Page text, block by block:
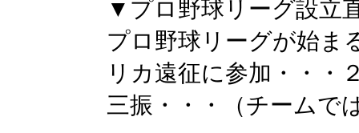
▼プロ野球リーグ設立
プロ野球リーグが始ま
リカ遠征に参加・・・
三振・・・（チームで